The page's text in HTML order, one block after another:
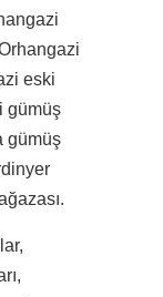
eski
gümüş
gümüş